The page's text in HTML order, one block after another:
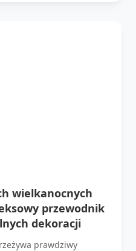
wielkanocnych
przewodnik
dekoracji
prawdziwy